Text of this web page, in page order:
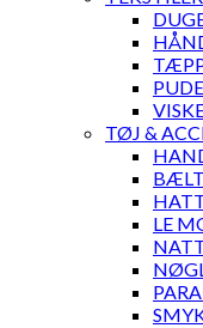
TØJ &
LE